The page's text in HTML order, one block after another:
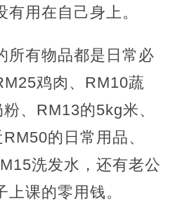
用在自己身上。
所有物品都是日常必
鸡肉、RM10蔬
、RM13的5kg米、
的日常用品、
洗发水，还有老公
课的零用钱。